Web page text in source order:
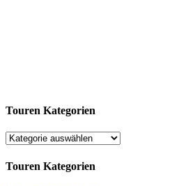
Touren Kategorien
Touren Kategorien